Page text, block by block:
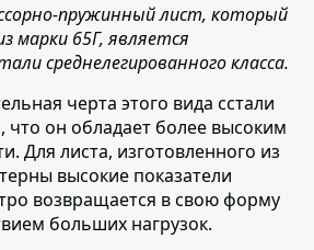
пружинный лист, который
марки 65Г, является
среднелегированного класса.
черта этого вида сстали
, что он обладает более высоким
Для листа, изготовленного из
высокие показатели
возвращается в свою форму
больших нагрузок.